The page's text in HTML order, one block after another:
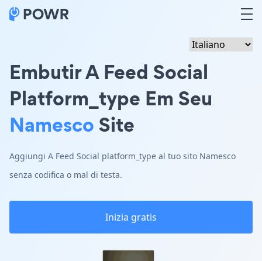
Embutir A Feed Social
Platform_type Em Seu
NamescoSite
Aggiungi A Feed Social platform_type al tuo sito Namesco
senza codifica o mal di testa.
Inizia gratis